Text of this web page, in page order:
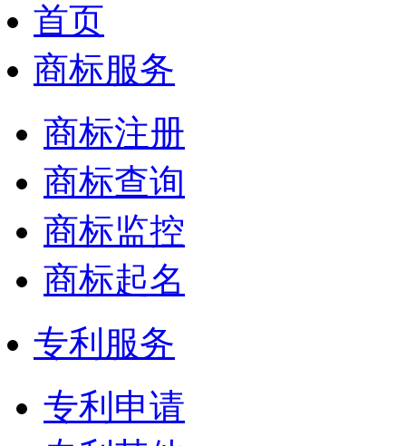
首页
商标服务
商标注册
商标查询
商标监控
商标起名
专利服务
专利申请